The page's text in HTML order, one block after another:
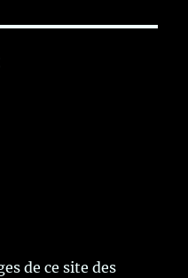
de ce site des